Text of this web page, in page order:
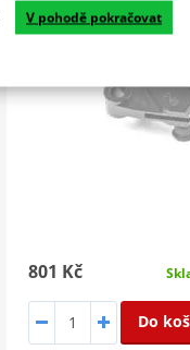
801 Kč
Do
V pohodě pokračovat